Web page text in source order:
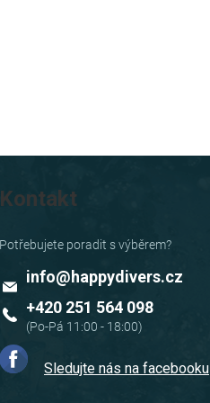
Kontakt
info@happydivers.cz
+420 251 564 098
Sledujte nás na facebooku